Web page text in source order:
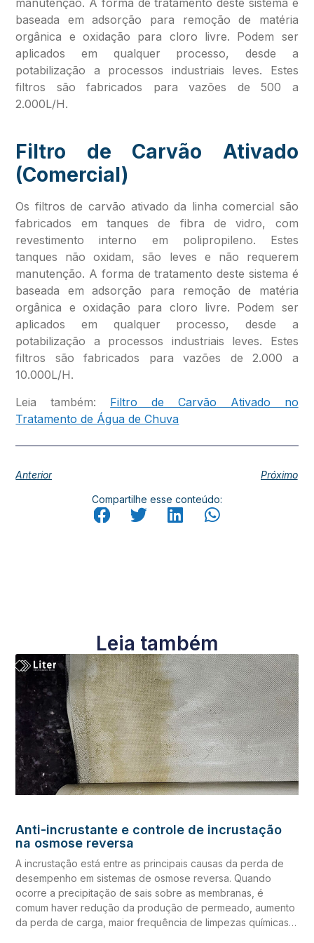
manutenção. A forma de tratamento deste sistema é
baseada em adsorção para remoção de matéria
orgânica e oxidação para cloro livre. Podem ser
aplicados em qualquer processo, desde a
potabilização a processos industriais leves. Estes
filtros são fabricados para vazões de 500 a
2.000L/H.
Filtro de Carvão Ativado
(Comercial)
Os filtros de carvão ativado da linha comercial são
fabricados em tanques de fibra de vidro, com
revestimento interno em polipropileno. Estes
tanques não oxidam, são leves e não requerem
manutenção. A forma de tratamento deste sistema é
baseada em adsorção para remoção de matéria
orgânica e oxidação para cloro livre. Podem ser
aplicados em qualquer processo, desde a
potabilização a processos industriais leves. Estes
filtros são fabricados para vazões de 2.000 a
10.000L/H.
Leia também: Filtro de Carvão Ativado no
Tratamento de Água de Chuva
Anterior Próximo
Compartilhe esse conteúdo:
Leia também
Anti-incrustante e controle de incrustação
na osmose reversa
A incrustação está entre as principais causas da perda de
desempenho em sistemas de osmose reversa. Quando
ocorre a precipitação de sais sobre as membranas, é
comum haver redução da produção de permeado, aumento
da perda de carga, maior frequência de limpezas químicas e